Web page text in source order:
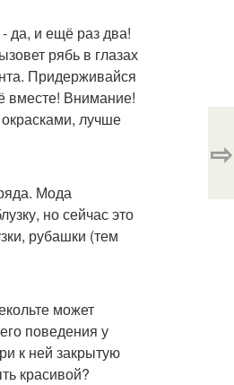
да, и ещё раз два!
рябь в глазах
Придерживайся
вместе! Внимание!
лучше
Мода
но сейчас это
рубашки (тем
может
поведения у
к ней закрытую
красивой?
⇨